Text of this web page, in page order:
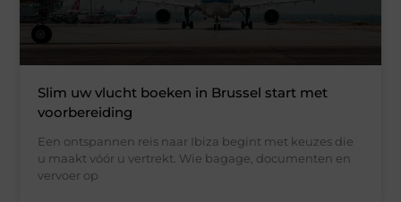
Slim uw vlucht boeken in Brussel start met
voorbereiding
Een ontspannen reis naar Ibiza begint met keuzes die
u maakt vóór u vertrekt. Wie bagage, documenten en
vervoer op